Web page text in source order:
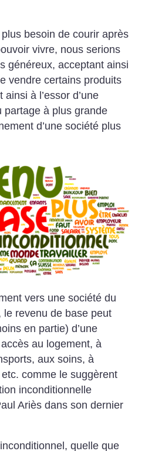
besoin de courir après
vivre, nous serions
généreux, acceptant ainsi
vendre certains produits
à l’essor d’une
partage à plus grande
d’une société plus
vers une société du
le revenu de base peut
en partie) d’une
au logement, à
aux soins, à
comme le suggèrent
inconditionnelle
Ariès dans son dernier
quelle que